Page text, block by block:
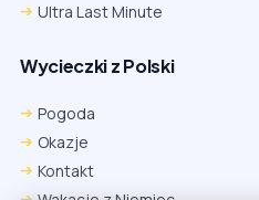
Ultra Last Minute
Wycieczki z Polski
Pogoda
Okazje
Kontakt